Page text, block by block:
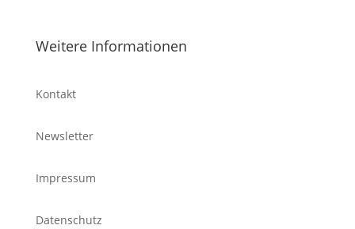
Weitere Informationen
Kontakt
Newsletter
Impressum
Datenschutz